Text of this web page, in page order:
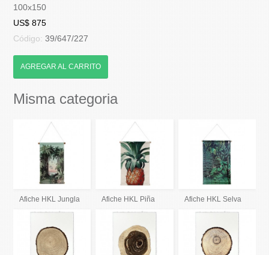
100x150
US$ 875
Código:39/647/227
AGREGAR AL CARRITO
Misma categoria
Afiche HKL Jungla Afiche HKL Piña Afiche HKL Selva